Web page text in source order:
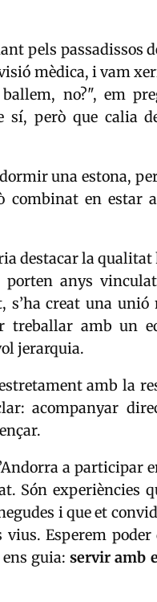
pels passadissos
mèdica, i vam
no?", em
sí, però que calia
una estona,
en estar
destacar la
anys
s’ha creat una
treballar amb un
jerarquia.
amb la
acompanyar
a participar
Són experiències
i que et
Esperem
ens guia:servir amb